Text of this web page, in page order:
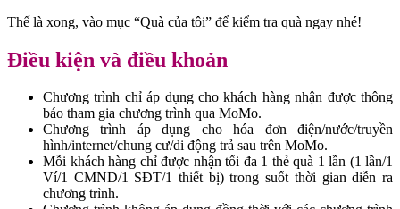
Thế là xong, vào mục “Quà của tôi” để kiểm tra quà ngay nhé!
Điều kiện và điều khoản
Chương trình chỉ áp dụng cho khách hàng nhận được thông
báo tham gia chương trình qua MoMo.
Chương trình áp dụng cho hóa đơn điện/nước/truyền
hình/internet/chung cư/di động trả sau trên MoMo.
Mỗi khách hàng chỉ được nhận tối đa 1 thẻ quà 1 lần (1 lần/1
Ví/1 CMND/1 SĐT/1 thiết bị) trong suốt thời gian diễn ra
chương trình.